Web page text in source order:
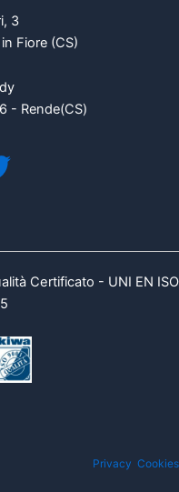
3
Fiore (CS)
- Rende(CS)
Certificato - UNI EN ISO
Privacy Cookies